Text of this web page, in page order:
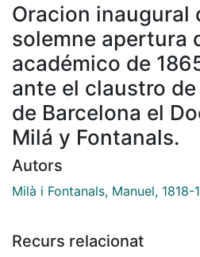
Oracion inaugural
solemne apertura
académico de
ante el claustro
de Barcelona el
Milá y Fontanals.
Autors
Milà i Fontanals, Manuel, 1818-
Recurs relacionat